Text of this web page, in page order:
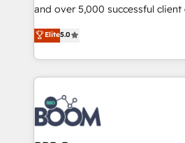
opportunités d'affaires ➤ La mise en place de
stratégies d'acquisition marketing
inbound, automatisation
emailing) Informations clés : - 10 ans d'expérience -
100+ intégrations CRM
experts conseil - 150
cumulées
and over 5,000 successful client
Vonazon turns marketing
measurable, scalable growth.
enterprise-grade campaigns,
builds scalable strategies that
revenue. ⚙️ HubSpot Integration & Optimization •
Seamless CRM, CMS, and
Complex platform migrations
Elite5.0